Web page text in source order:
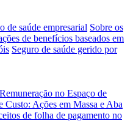
de saúde empresarial Sobre os
de benefícios baseados em
Seguro de saúde gerido por
Remuneração no Espaço de
Custo: Ações em Massa e Aba
de folha de pagamento no